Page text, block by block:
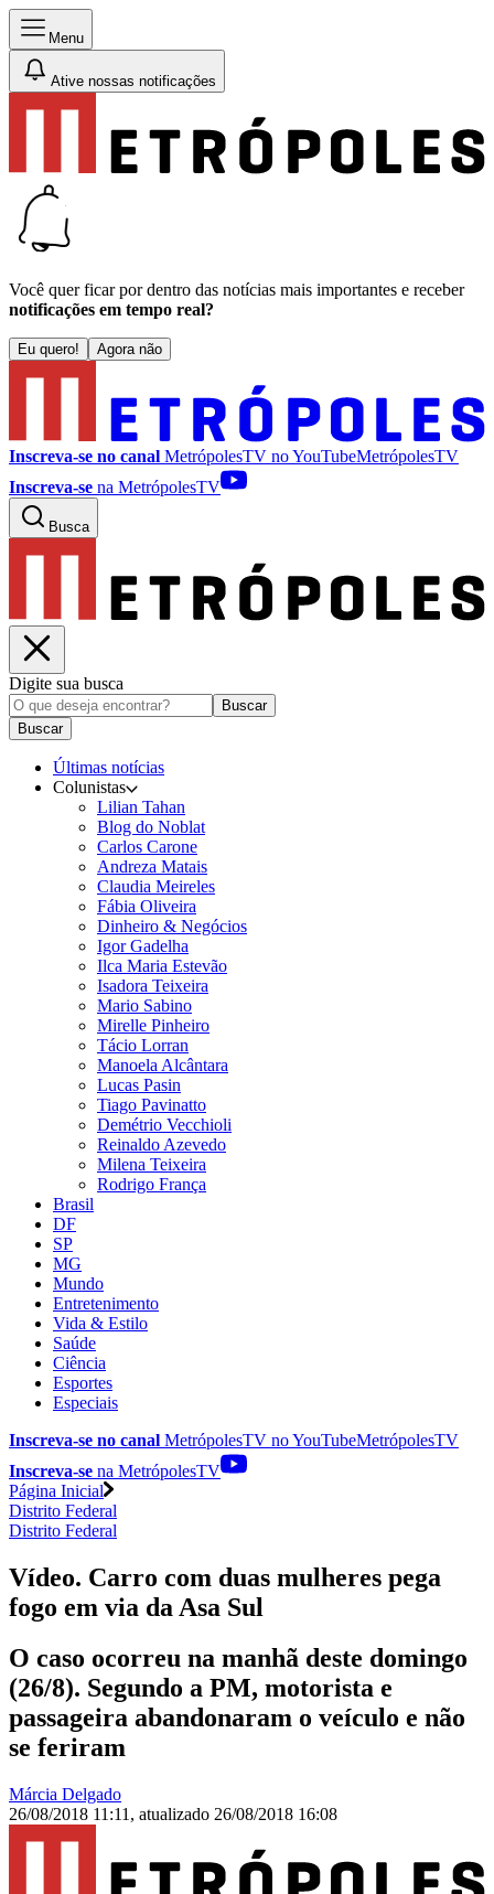
Menu
Ative nossas notificações
Você quer ficar por dentro das notícias mais importantes e receber
notificações em tempo real?
Eu quero! Agora não
Inscreva-se no canal MetrópolesTV noYouTubeMetrópolesTV
Inscreva-se na MetrópolesTV
Busca
Digite sua busca
Buscar
Buscar
Últimas notícias
Colunistas
Lilian Tahan
Blog do Noblat
Carlos Carone
Andreza Matais
Claudia Meireles
Fábia Oliveira
Dinheiro & Negócios
Igor Gadelha
Ilca Maria Estevão
Isadora Teixeira
Mario Sabino
Mirelle Pinheiro
Tácio Lorran
Manoela Alcântara
Lucas Pasin
Tiago Pavinatto
Demétrio Vecchioli
Reinaldo Azevedo
Milena Teixeira
Rodrigo França
Brasil
DF
SP
MG
Mundo
Entretenimento
Vida & Estilo
Saúde
Ciência
Esportes
Especiais
Inscreva-se no canal MetrópolesTV noYouTubeMetrópolesTV
Inscreva-se na MetrópolesTV
Página Inicial
Distrito Federal
Distrito Federal
Vídeo. Carro com duas mulheres pega
fogo em via da Asa Sul
O caso ocorreu na manhã deste domingo
(26/8). Segundo a PM, motorista e
passageira abandonaram o veículo e não
se feriram
Márcia Delgado
26/08/2018 11:11 , atualizado 26/08/2018 16:08